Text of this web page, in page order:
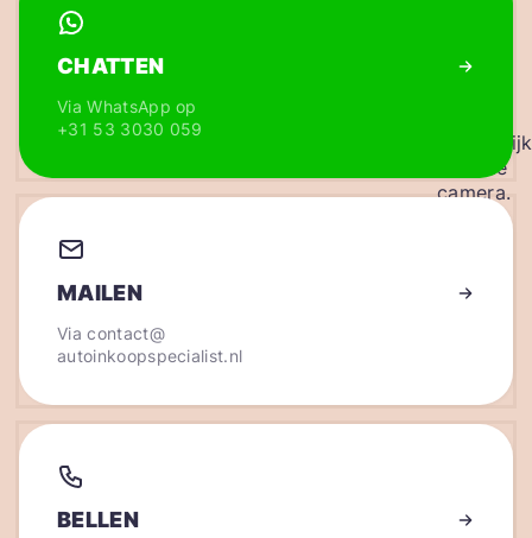
CHATTEN
Via WhatsApp op
+31 53 3030 059
MAILEN
Viacontact@
autoinkoopspecialist.nl
BELLEN